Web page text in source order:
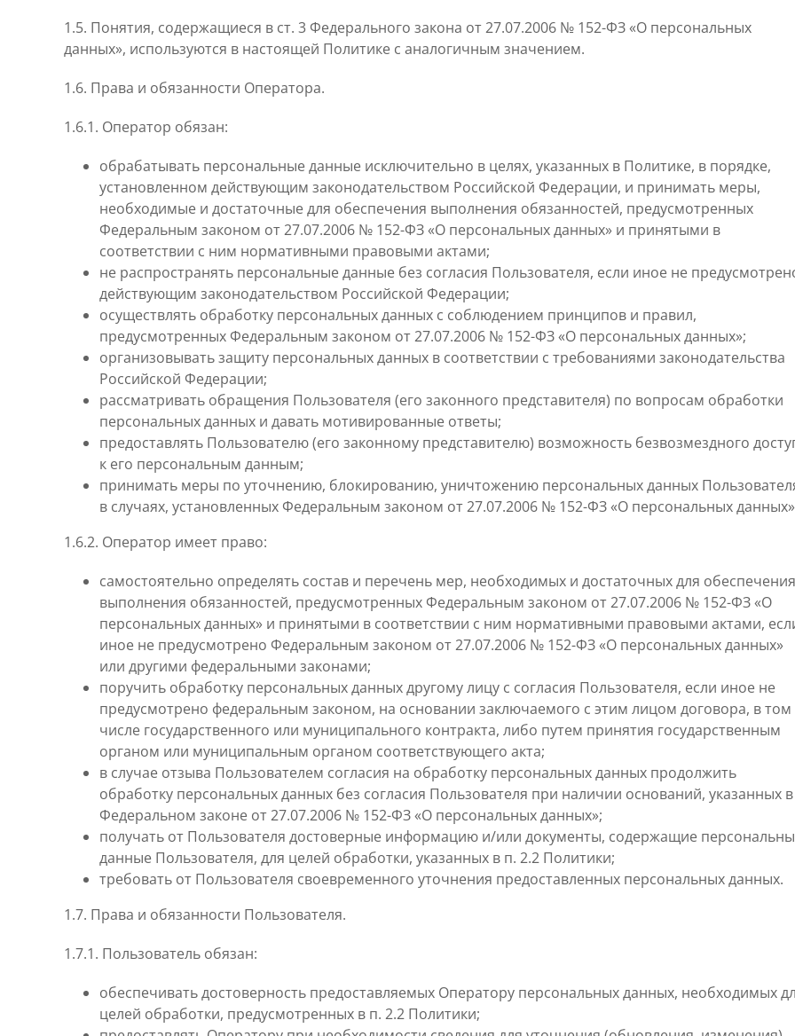
1.5. Понятия, содержащиеся в ст. 3 Федерального закона от 27.07.2006 № 152-ФЗ «О персональных
данных», используются в настоящей Политике с аналогичным значением.
1.6. Права и обязанности Оператора.
1.6.1. Оператор обязан:
обрабатывать персональные данные исключительно в целях, указанных в Политике, в порядке,
установленном действующим законодательством Российской Федерации, и принимать меры,
необходимые и достаточные для обеспечения выполнения обязанностей, предусмотренных
Федеральным законом от 27.07.2006 № 152-ФЗ «О персональных данных» и принятыми в
соответствии с ним нормативными правовыми актами;
не распространять персональные данные без согласия Пользователя, если иное не
действующим законодательством Российской Федерации;
осуществлять обработку персональных данных с соблюдением принципов и правил,
предусмотренных Федеральным законом от 27.07.2006 № 152-ФЗ «О персональных данных»;
организовывать защиту персональных данных в соответствии с требованиями законодательства
Российской Федерации;
рассматривать обращения Пользователя (его законного представителя) по вопросам обработки
персональных данных и давать мотивированные ответы;
предоставлять Пользователю (его законному представителю) возможность безвозмездного
к его персональным данным;
принимать меры по уточнению, блокированию, уничтожению персональных данных
в случаях, установленных Федеральным законом от 27.07.2006 № 152-ФЗ «О персональных
1.6.2. Оператор имеет право:
самостоятельно определять состав и перечень мер, необходимых и достаточных для обеспечения
выполнения обязанностей, предусмотренных Федеральным законом от 27.07.2006 № 152-ФЗ «О
персональных данных» и принятыми в соответствии с ним нормативными правовыми актами,
иное не предусмотрено Федеральным законом от 27.07.2006 № 152-ФЗ «О персональных данных»
или другими федеральными законами;
поручить обработку персональных данных другому лицу с согласия Пользователя, если иное не
предусмотрено федеральным законом, на основании заключаемого с этим лицом договора, в том
числе государственного или муниципального контракта, либо путем принятия государственным
органом или муниципальным органом соответствующего акта;
в случае отзыва Пользователем согласия на обработку персональных данных продолжить
обработку персональных данных без согласия Пользователя при наличии оснований, указанных в
Федеральном законе от 27.07.2006 № 152-ФЗ «О персональных данных»;
получать от Пользователя достоверные информацию и/или документы, содержащие
данные Пользователя, для целей обработки, указанных в п. 2.2 Политики;
требовать от Пользователя своевременного уточнения предоставленных персональных данных.
1.7. Права и обязанности Пользователя.
1.7.1. Пользователь обязан:
обеспечивать достоверность предоставляемых Оператору персональных данных, необходимых
целей обработки, предусмотренных в п. 2.2 Политики;